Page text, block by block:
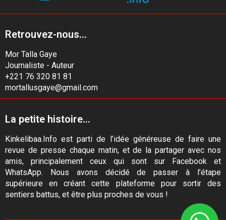
Retrouvez-nous...
Mor Talla Gaye
Journaliste - Auteur
+221 76 320 81 81
mortallusgaye@gmail.com
La petite histoire...
Kinkelibaa.Info est parti de l’idée généreuse de faire une
revue de presse chaque matin, et de la partager avec nos
amis, principalement ceux qui sont sur Facebook et
WhatsApp. Nous avons décidé de passer à l’étape
supérieure en créant cette plateforme pour sortir des
sentiers battus, et être plus proches de vous !